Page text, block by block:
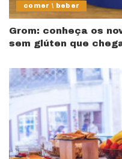
comer \ beber
Grom: conheça os
sem glúten que